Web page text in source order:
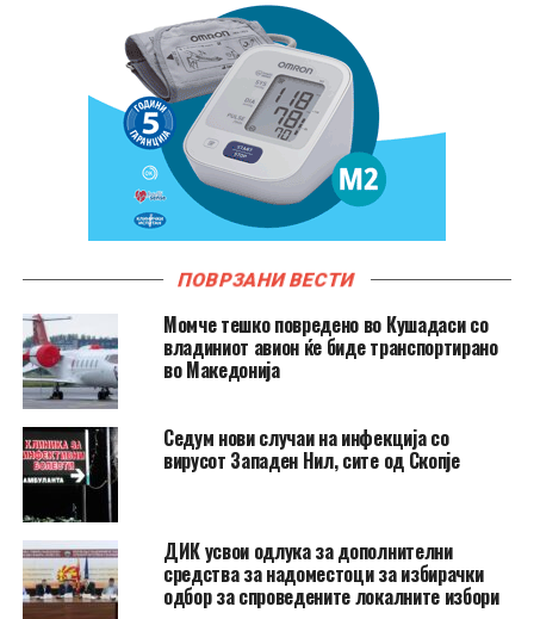
ПОВРЗАНИ ВЕСТИ
Момче тешко повредено во Кушадаси со
владиниот авион ќе биде транспортирано
во Македонија
Седум нови случаи на инфекција со
вирусот Западен Нил, сите од Скопје
ДИК усвои одлука за дополнителни
средства за надоместоци за избирачки
одбор за спроведените локалните избори